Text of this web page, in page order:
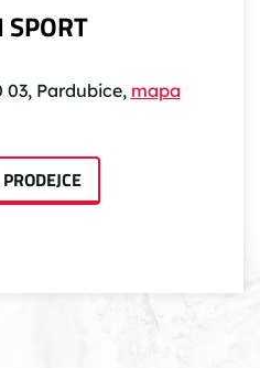
SPORT
03, Pardubice, mapa